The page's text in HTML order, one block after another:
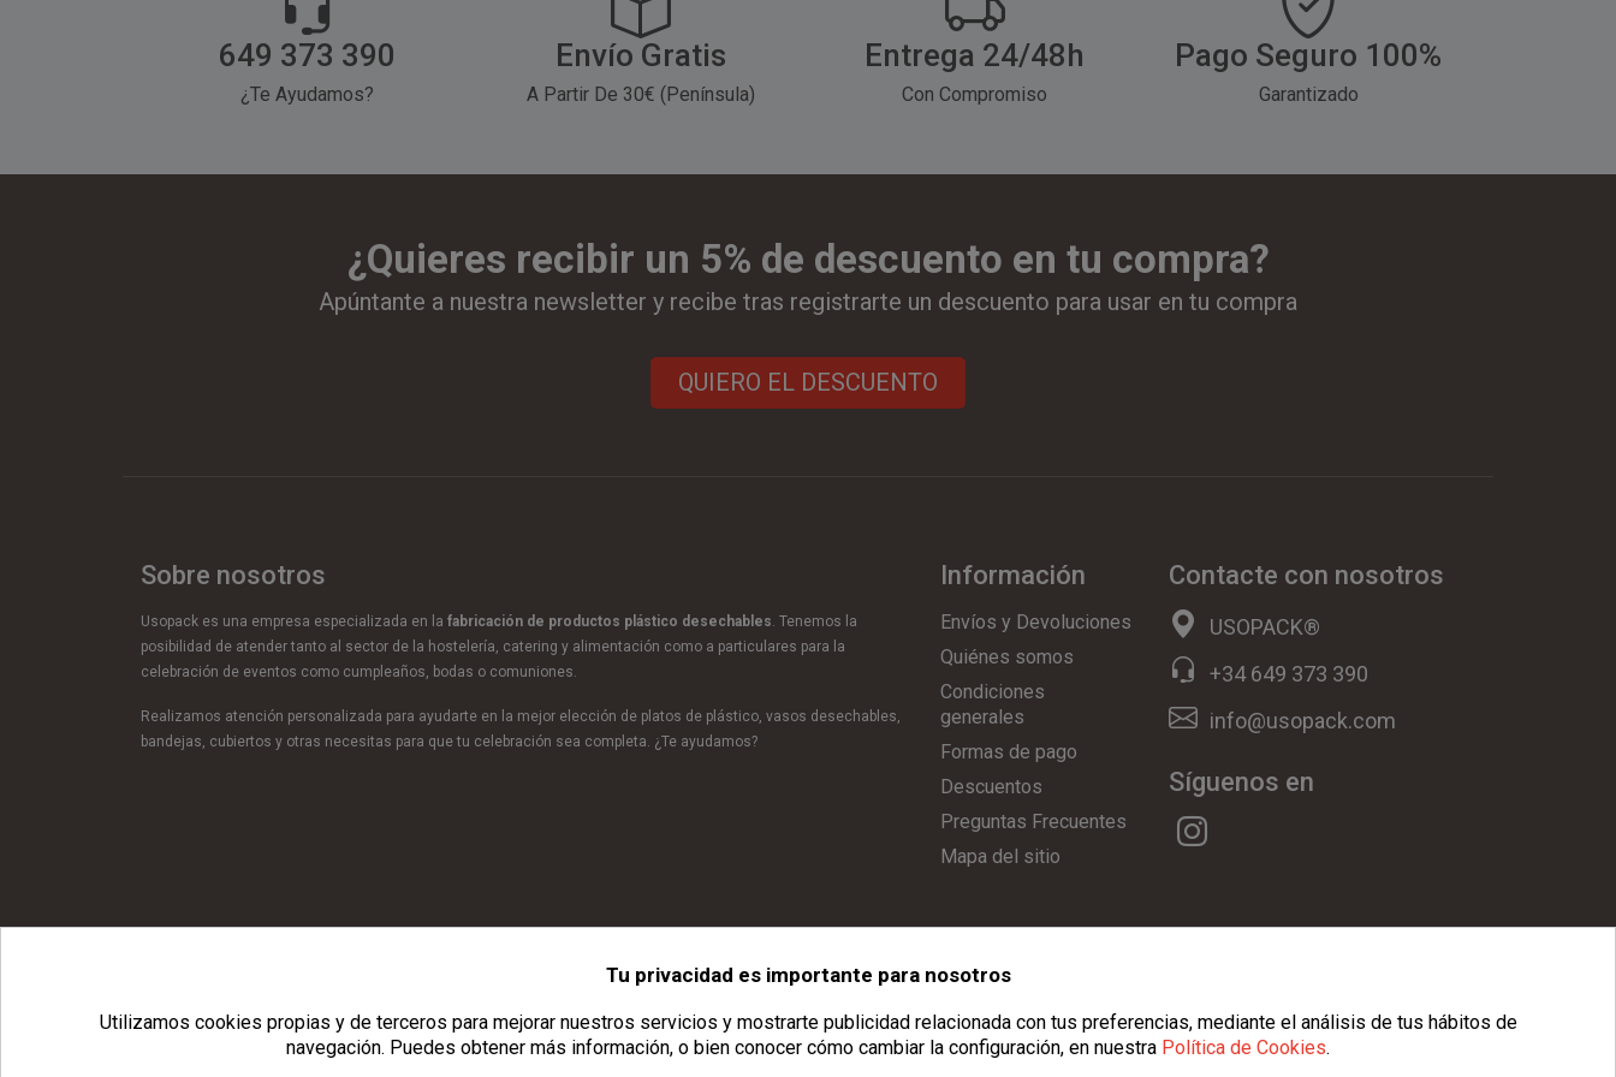
649 373 390
¿Te Ayudamos?
Envío Gratis
A Partir De 30€ (Península)
Entrega 24/48h
Con Compromiso
Pago Seguro 100%
Garantizado
¿Quieres recibir un 5% de descuento en tu compra?
Apúntante a nuestra newsletter y recibe tras registrarte un descuento para usar en tu compra
QUIERO EL DESCUENTO
Sobre nosotros
Usopack es una empresa especializada en la fabricación de productos plástico desechables. Tenemos la
posibilidad de atender tanto al sector de la hostelería, catering y alimentación como a particulares para la
celebración de eventos como cumpleaños, bodas o comuniones.
Realizamos atención personalizada para ayudarte en la mejor elección de platos de plástico, vasos desechables,
bandejas, cubiertos y otras necesitas para que tu celebración sea completa. ¿Te ayudamos?
Información
Envíos y Devoluciones
Quiénes somos
Condiciones
generales
Formas de pago
Descuentos
Preguntas Frecuentes
Mapa del sitio
Contacte con nosotros
USOPACK®
+34 649 373 390
info@usopack.com
Síguenos en
Tu privacidad es importante para nosotros
Utilizamos cookies propias y de terceros para mejorar nuestros servicios y mostrarte publicidad relacionada con tus preferencias, mediante el análisis de tus hábitos de
navegación. Puedes obtener más información, o bien conocer cómo cambiar la configuración, en nuestra Política de Cookies.